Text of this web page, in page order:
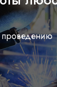
проведению